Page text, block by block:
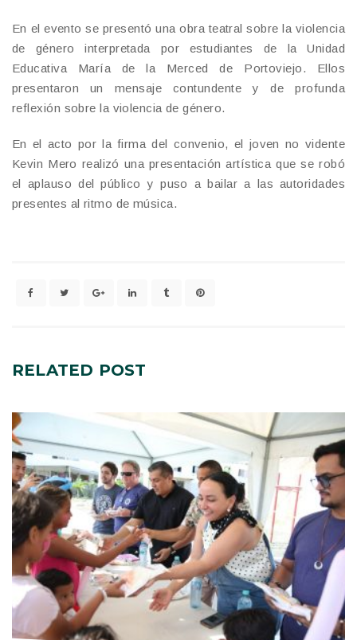
En el evento se presentó una obra teatral sobre la violencia
de género interpretada por estudiantes de la Unidad
Educativa María de la Merced de Portoviejo. Ellos
presentaron un mensaje contundente y de profunda
reflexión sobre la violencia de género.
En el acto por la firma del convenio, el joven no vidente
Kevin Mero realizó una presentación artística que se robó
el aplauso del público y puso a bailar a las autoridades
presentes al ritmo de música.
RELATED POST